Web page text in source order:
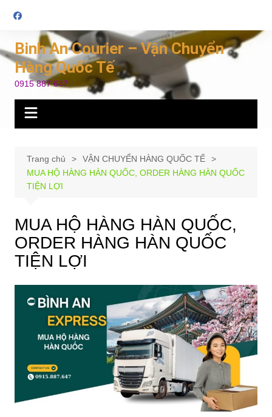
đến
nội
dung
Binh An Courier – Vận Chuyển
Hàng Quốc Tế
0915 887 647
Trang chủ
VẬN CHUYỂN HÀNG QUỐC TẾ
MUA HỘ HÀNG HÀN QUỐC, ORDER HÀNG HÀN QUỐC
TIỆN LỢI
MUA HỘ HÀNG HÀN QUỐC,
ORDER HÀNG HÀN QUỐC
TIỆN LỢI